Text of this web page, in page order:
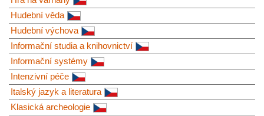
Hudební věda
Hudební výchova
Informační studia a knihovnictví
Informační systémy
Intenzivní péče
Italský jazyk a literatura
Klasická archeologie